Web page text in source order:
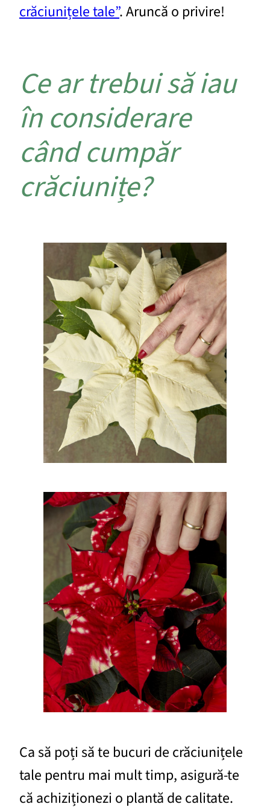
crăciunițele tale”. Aruncă o privire!
Ce ar trebui să iau
în considerare
când cumpăr
crăciunițe?
Ca să poți să te bucuri de crăciunițele
tale pentru mai mult timp, asigură-te
că achiziționezi o plantă de calitate.